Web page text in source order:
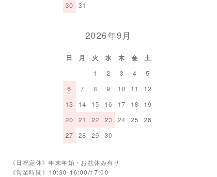
30
31
2026年9月
日 月 火 水 木 金
土
1
2 3 4
5
6
7 8 9 10 11
12
13
14 15 16 17 18
19
20
21 22 23 24 25
26
27
28 29 30
《日祝定休》年末年始・お盆休み有り
《営業時間》10:30-16:00/17:00